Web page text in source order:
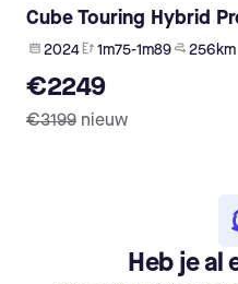
Cube Touring Hybrid
2024 1m75-1m89 256 km
€2249
€3199 nieuw
Heb je al